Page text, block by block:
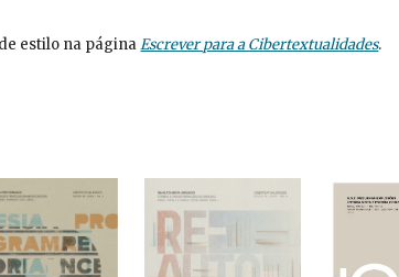
estilo na páginaEscrever para a Cibertextualidades.